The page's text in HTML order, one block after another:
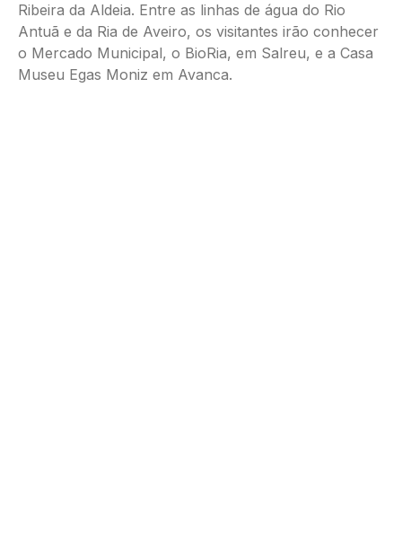
Ribeira da Aldeia. Entre as linhas de água do Rio
Antuã e da Ria de Aveiro, os visitantes irão conhecer
o Mercado Municipal, o BioRia, em Salreu, e a Casa
Museu Egas Moniz em Avanca.